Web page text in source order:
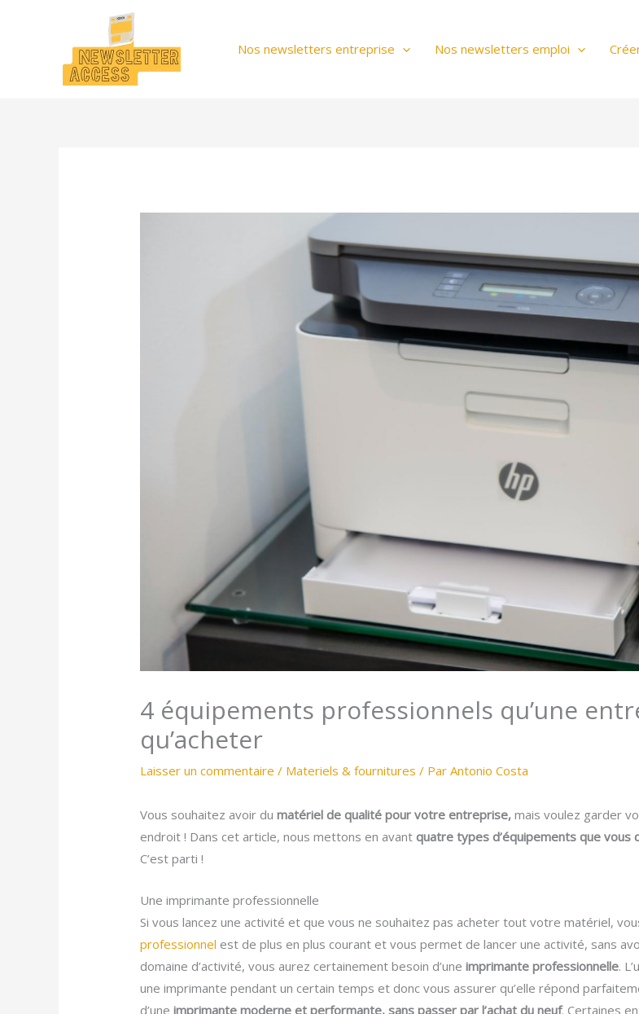
Nos newsletters entreprise Nos newsletters emploi
4 équipements professionnels qu’une
qu’acheter
Laisser un commentaire / Materiels & fournitures / ParAntonio Costa
Vous souhaitez avoir du matériel de qualité pour votre entreprise,mais voulez garder
endroit ! Dans cet article, nous mettons en avantquatre types d’équipements que vous
C’est parti !
Une imprimante professionnelle
Si vous lancez une activité et que vous ne souhaitez pas acheter tout votre matériel,
professionnel est de plus en plus courant et vous permet de lancer une activité, sans
domaine d’activité, vous aurez certainement besoin d’une imprimante professionnelle.
une imprimante pendant un certain temps et donc vous assurer qu’elle répond
d’uneimprimante moderne et performante, sans passer par l’achat du neuf. Certaines